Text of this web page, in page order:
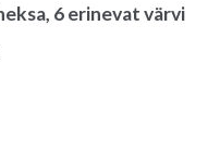
6 erinevat värvi